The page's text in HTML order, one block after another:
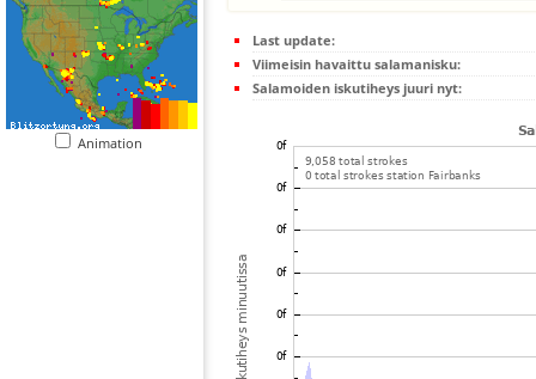
Animation
Last update:
Viimeisin havaittu salamanisku:
Salamoiden iskutiheys juuri nyt: